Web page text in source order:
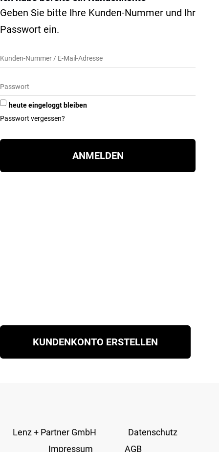
Geben Sie bitte Ihre Kunden-Nummer und Ihr
Passwort ein.
heute eingeloggt bleiben
Passwort vergessen?
ANMELDEN
KUNDENKONTO ERSTELLEN
Lenz + Partner GmbH
Datenschutz
Impressum
AGB